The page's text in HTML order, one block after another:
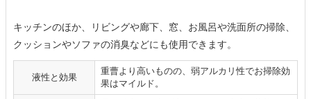
キッチンのほか、リビングや廊下、窓、お風呂や洗面所の掃除、
クッションやソファの消臭などにも使用できます。
液性と効果
重曹より高いものの、弱アルカリ性でお掃除効
果はマイルド。